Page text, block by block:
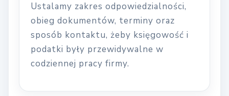
Ustalamy zakres odpowiedzialności,
obieg dokumentów, terminy oraz
sposób kontaktu, żeby księgowość i
podatki były przewidywalne w
codziennej pracy firmy.